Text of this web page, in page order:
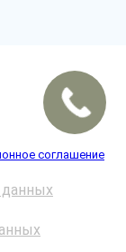
соглашение
данных